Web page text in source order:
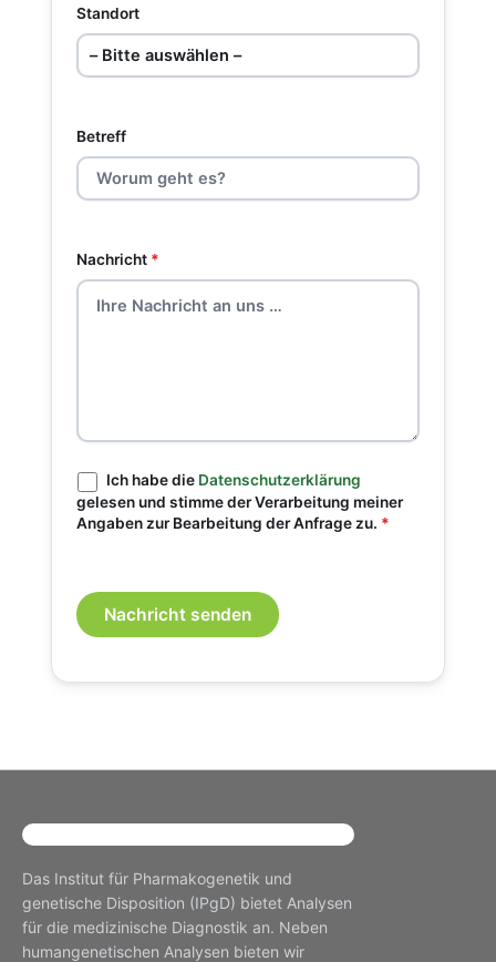
Standort
Betreff
Nachricht *
Ich habe die Datenschutzerklärung
gelesen und stimme der Verarbeitung meiner
Angaben zur Bearbeitung der Anfrage zu. *
Das Institut für Pharmakogenetik und
genetische Disposition (IPgD) bietet Analysen
für die medizinische Diagnostik an. Neben
humangenetischen Analysen bieten wir